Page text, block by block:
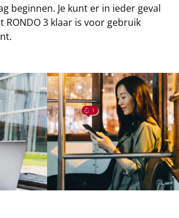
beginnen. Je kunt er in ieder geval
3 klaar is voor gebruik